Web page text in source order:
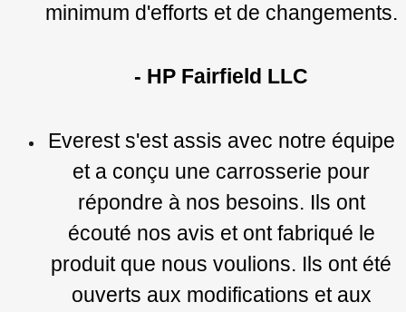
minimum d'efforts et de changements.
- HP Fairfield LLC
Everest s'est assis avec notre équipe
et a conçu une carrosserie pour
répondre à nos besoins. Ils ont
écouté nos avis et ont fabriqué le
produit que nous voulions. Ils ont été
ouverts aux modifications et aux